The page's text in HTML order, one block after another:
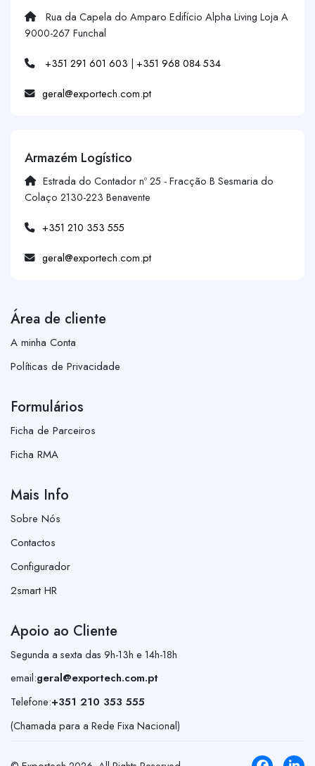
Rua da Capela do Amparo Edifício Alpha Living Loja A
9000-267 Funchal
+351 291 601 603 | +351 968 084 534
geral@exportech.com.pt
Armazém Logístico
Estrada do Contador nº 25 - Fracção B Sesmaria do
Colaço 2130-223 Benavente
+351 210 353 555
geral@exportech.com.pt
Área de cliente
A minha Conta
Políticas de Privacidade
Formulários
Ficha de Parceiros
Ficha RMA
Mais Info
Sobre Nós
Contactos
Configurador
2smart HR
Apoio ao Cliente
Segunda a sexta das 9h-13h e 14h-18h
email:geral@exportech.com.pt
Telefone:+351 210 353 555
(Chamada para a Rede Fixa Nacional)